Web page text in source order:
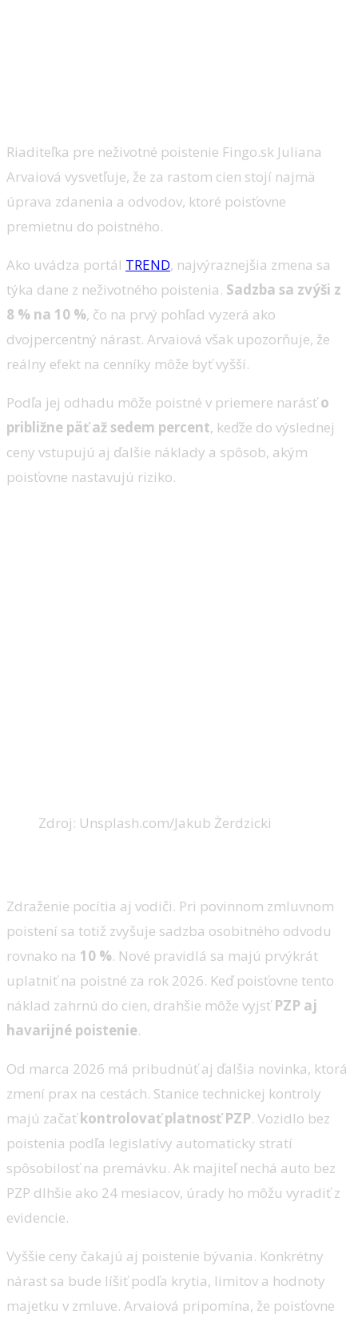
Riaditeľka pre neživotné poistenie Fingo.sk Juliana
Arvaiová vysvetľuje, že za rastom cien stojí najmä
úprava zdanenia a odvodov, ktoré poisťovne
premietnu do poistného.
Ako uvádza portál TREND, najvýraznejšia zmena sa
týka dane z neživotného poistenia. Sadzba sa zvýši z
8 % na 10 %, čo na prvý pohľad vyzerá ako
dvojpercentný nárast. Arvaiová však upozorňuje, že
reálny efekt na cenníky môže byť vyšší.
Podľa jej odhadu môže poistné v priemere narásťo
približne päť až sedem percent, keďže do výslednej
ceny vstupujú aj ďalšie náklady a spôsob, akým
poisťovne nastavujú riziko.
Zdroj: Unsplash.com/Jakub Żerdzicki
Zdraženie pocítia aj vodiči. Pri povinnom zmluvnom
poistení sa totiž zvyšuje sadzba osobitného odvodu
rovnako na 10 %. Nové pravidlá sa majú prvýkrát
uplatniť na poistné za rok 2026. Keď poisťovne tento
náklad zahrnú do cien, drahšie môže vyjsťPZP aj
havarijné poistenie.
Od marca 2026 má pribudnúť aj ďalšia novinka, ktorá
zmení prax na cestách. Stanice technickej kontroly
majú začaťkontrolovať platnosť PZP. Vozidlo bez
poistenia podľa legislatívy automaticky stratí
spôsobilosť na premávku. Ak majiteľ nechá auto bez
PZP dlhšie ako 24 mesiacov, úrady ho môžu vyradiť z
evidencie.
Vyššie ceny čakajú aj poistenie bývania. Konkrétny
nárast sa bude líšiť podľa krytia, limitov a hodnoty
majetku v zmluve. Arvaiová pripomína, že poisťovne